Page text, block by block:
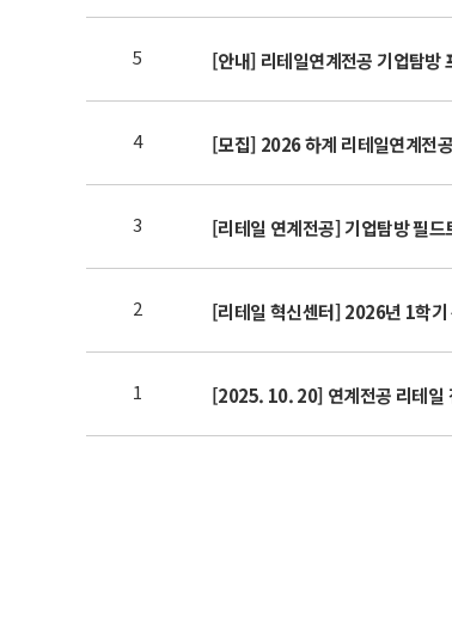
5 [안내] 리테일연계전공 기업탐방
4 [모집] 2026 하계 리테일연계전
3 [리테일 연계전공] 기업탐방 필
2 [리테일 혁신센터] 2026년 1학기
1 [2025. 10. 20] 연계전공 리테일